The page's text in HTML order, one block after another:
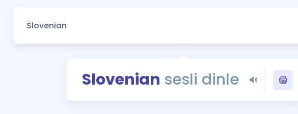
Tüm ÖSYM
YDS - YÖKDİL
İngilizce Gramer
Slovenian sesli dinle